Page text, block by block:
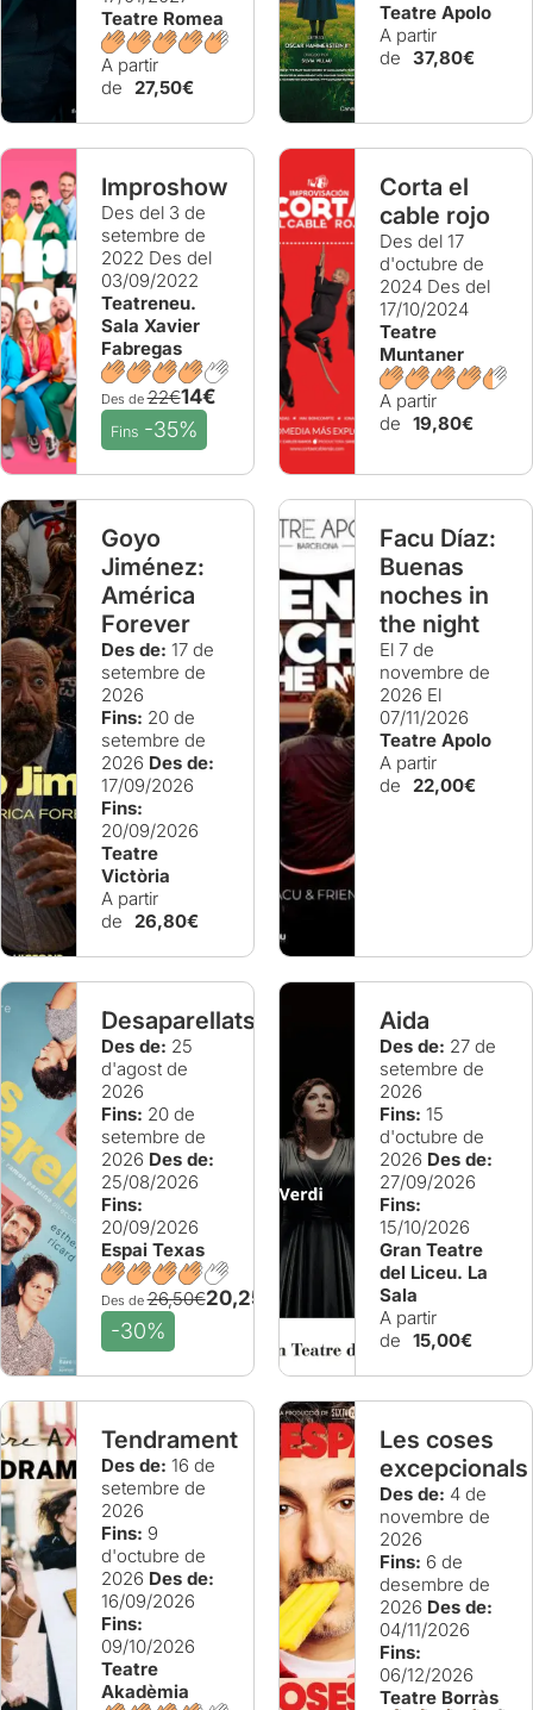
Teatre Romea
A partir
de
27,50€
Teatre Apolo
A partir
de 37,80€
Improshow
Des del 3 de
setembre de
2022 Des del
03/09/2022
Teatreneu.
Sala Xavier
Fabregas
Des de22€14€
Fins -35%
Corta el
cable rojo
Des del 17
d'octubre de
2024 Des del
17/10/2024
Teatre
Muntaner
A partir
de 19,80€
Goyo
Jiménez:
América
Forever
Des de: 17 de
setembre de
2026
Fins: 20 de
setembre de
2026 Des de:
17/09/2026
Fins:
20/09/2026
Teatre
Victòria
A partir
de
26,80€
Facu Díaz:
Buenas
noches in
the night
El 7 de
novembre de
2026 El
07/11/2026
Teatre Apolo
A partir
de
22,00€
Desaparellats
Des de: 25
d'agost de
2026
Fins: 20 de
setembre de
2026 Des de:
25/08/2026
Fins:
20/09/2026
Espai Texas
Des de26,50€20,25€
-30%
Aida
Des de: 27 de
setembre de
2026
Fins: 15
d'octubre de
2026 Des de:
27/09/2026
Fins:
15/10/2026
Gran Teatre
del Liceu. La
Sala
A partir
de 15,00€
Tendrament
Des de: 16 de
setembre de
2026
Fins: 9
d'octubre de
2026 Des de:
16/09/2026
Fins:
09/10/2026
Teatre
Akadèmia
Les coses
excepcionals
Des de: 4 de
novembre de
2026
Fins: 6 de
desembre de
2026 Des de:
04/11/2026
Fins:
06/12/2026
Teatre Borràs